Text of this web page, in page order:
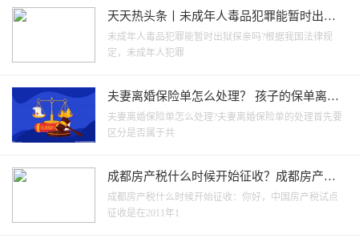
天天热头条丨未成年人毒品犯罪能暂时出狱
探亲吗？未成年犯罪一般怎么处理？
未成年人毒品犯罪能暂时出狱探亲吗?根据我国法律规
定，未成年人犯罪
夫妻离婚保险单怎么处理？ 孩子的保单离婚
后归谁？
夫妻离婚保险单怎么处理?夫妻离婚保险单的处理首先要
区分是否属于共
成都房产税什么时候开始征收？成都房产税
如何征收？ 当前焦点
成都房产税什么时候开始征收：你好，中国房产税试点
征收是在2011年1